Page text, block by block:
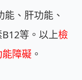
能、肝功能、
等。以上檢
障礙 。